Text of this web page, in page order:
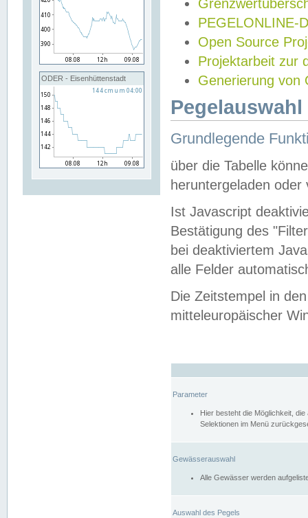
ODER - Eisenhüttenstadt
PEGELONLINE-
Open Source
Projektarbeit zur
Generierung von
Grundlegende
über die Tabelle
heruntergeladen oder
Ist Javascript
Bestätigung des
bei deaktiviertem
alle Felder
Die Zeitstempel in
mitteleuropäischer
Parameter
Hier besteht die Möglichkeit,
Selektionen im Menü
Gewässerauswahl
Alle Gewässer werden
Auswahl des Pegels